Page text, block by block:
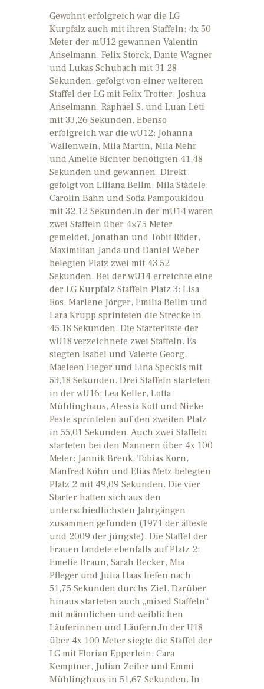
Gewohnt erfolgreich war die LG
Kurpfalz auch mit ihren Staffeln: 4x 50
Meter der mU12 gewannen Valentin
Anselmann, Felix Storck, Dante Wagner
und Lukas Schubach mit 31,28
Sekunden, gefolgt von einer weiteren
Staffel der LG mit Felix Trotter, Joshua
Anselmann, Raphael S. und Luan Leti
mit 33,26 Sekunden. Ebenso
erfolgreich war die wU12: Johanna
Wallenwein, Mila Martin, Mila Mehr
und Amelie Richter benötigten 41,48
Sekunden und gewannen. Direkt
gefolgt von Liliana Bellm, Mila Städele,
Carolin Bahn und Sofia Pampoukidou
mit 32,12 Sekunden.In der mU14 waren
zwei Staffeln über 4×75 Meter
gemeldet, Jonathan und Tobit Röder,
Maximilian Janda und Daniel Weber
belegten Platz zwei mit 43,52
Sekunden. Bei der wU14 erreichte eine
der LG Kurpfalz Staffeln Platz 3: Lisa
Ros, Marlene Jörger, Emilia Bellm und
Lara Krupp sprinteten die Strecke in
45,18 Sekunden. Die Starterliste der
wU18 verzeichnete zwei Staffeln. Es
siegten Isabel und Valerie Georg,
Maeleen Fieger und Lina Speckis mit
53,18 Sekunden. Drei Staffeln starteten
in der wU16: Lea Keller, Lotta
Mühlinghaus, Alessia Kott und Nieke
Peste sprinteten auf den zweiten Platz
in 55,01 Sekunden. Auch zwei Staffeln
starteten bei den Männern über 4x 100
Meter: Jannik Brenk, Tobias Korn,
Manfred Köhn und Elias Metz belegten
Platz 2 mit 49,09 Sekunden. Die vier
Starter hatten sich aus den
unterschiedlichsten Jahrgängen
zusammen gefunden (1971 der älteste
und 2009 der jüngste). Die Staffel der
Frauen landete ebenfalls auf Platz 2:
Emelie Braun, Sarah Becker, Mia
Pfleger und Julia Haas liefen nach
51,75 Sekunden durchs Ziel. Darüber
hinaus starteten auch „mixed Staffeln“
mit männlichen und weiblichen
Läuferinnen und Läufern.In der U18
über 4x 100 Meter siegte die Staffel der
LG mit Florian Epperlein, Cara
Kemptner, Julian Zeiler und Emmi
Mühlinghaus in 51,67 Sekunden. In